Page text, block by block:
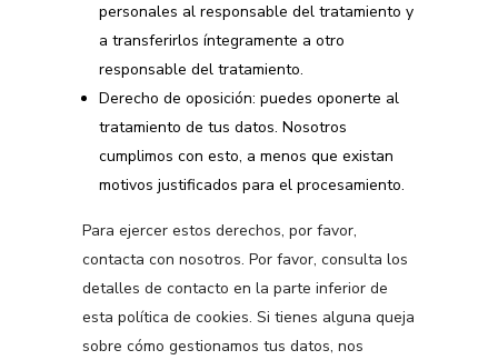
personales al responsable del tratamiento y
a transferirlos íntegramente a otro
responsable del tratamiento.
Derecho de oposición: puedes oponerte al
tratamiento de tus datos. Nosotros
cumplimos con esto, a menos que existan
motivos justificados para el procesamiento.
Para ejercer estos derechos, por favor,
contacta con nosotros. Por favor, consulta los
detalles de contacto en la parte inferior de
esta política de cookies. Si tienes alguna queja
sobre cómo gestionamos tus datos, nos